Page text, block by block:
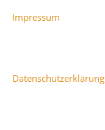
Impressum
Datenschutzerklärung